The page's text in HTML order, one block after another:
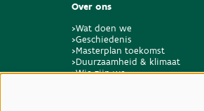
Over ons
>Wat doen we
>Geschiedenis
>Masterplan toekomst
>Duurzaamheid & klimaat
>Wie zijn we